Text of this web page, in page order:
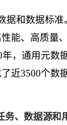
据和数据标准
能、高质量
年，通用元数
近3500个数
务、数据源和